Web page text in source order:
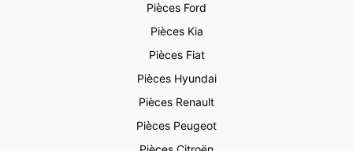
Pièces Ford
Pièces Kia
Pièces Fiat
Pièces Hyundai
Pièces Renault
Pièces Peugeot